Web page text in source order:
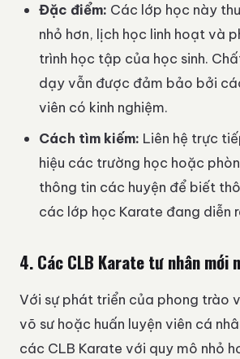
Đặc điểm: Các lớp học này
nhỏ hơn, lịch học linh hoạt và
trình học tập của học sinh.
dạy vẫn được đảm bảo bởi
viên có kinh nghiệm.
Cách tìm kiếm: Liên hệ trực
hiệu các trường học hoặc
thông tin các huyện để biết
các lớp học Karate đang diễn
4. Các CLB Karate tư nhân mới
Với sự phát triển của phong trào
võ sư hoặc huấn luyện viên cá
các CLB Karate với quy mô nhỏ